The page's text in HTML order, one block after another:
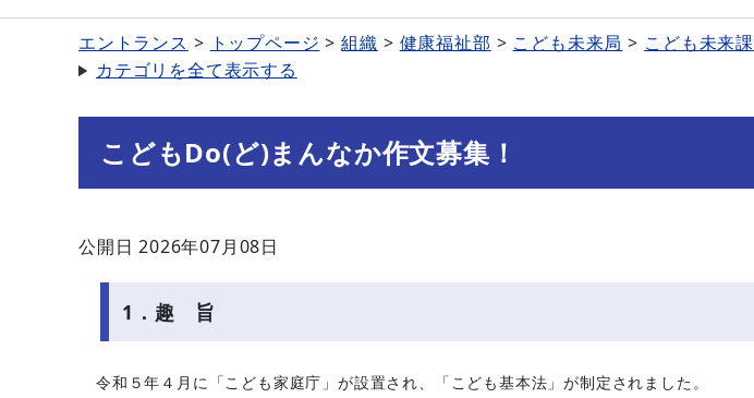
エントランス トップページ 組織 健康福祉部 こども未来局
こども未来課
カテゴリを全て表示する
こどもDo(ど)まんなか作文募集！
公開日 2026年07月08日
1．趣 旨
令和５年４月に「こども家庭庁」が設置され、「こども基本法」が制定されました。